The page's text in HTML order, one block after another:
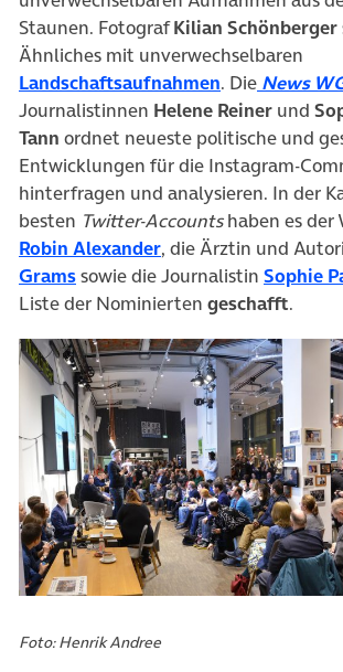
Staunen. FotografKilian Schönberger
Ähnliches mit unverwechselbaren
Landschaftsaufnahmen(öffnet in
. Die News
Journalistinnen Helene Reiner und
Tann ordnet neueste politische und
Entwicklungen für die Instagram-
hinterfragen und analysieren. In der
besten Twitter-Accountshaben es der
Robin Alexander(öffnet in neuem Tab)
, die Ärztin und
Grams(öffnet in neuem Tab)
sowie die Journalistin Sophie
Liste der Nominierten geschafft.
Foto: Henrik Andree